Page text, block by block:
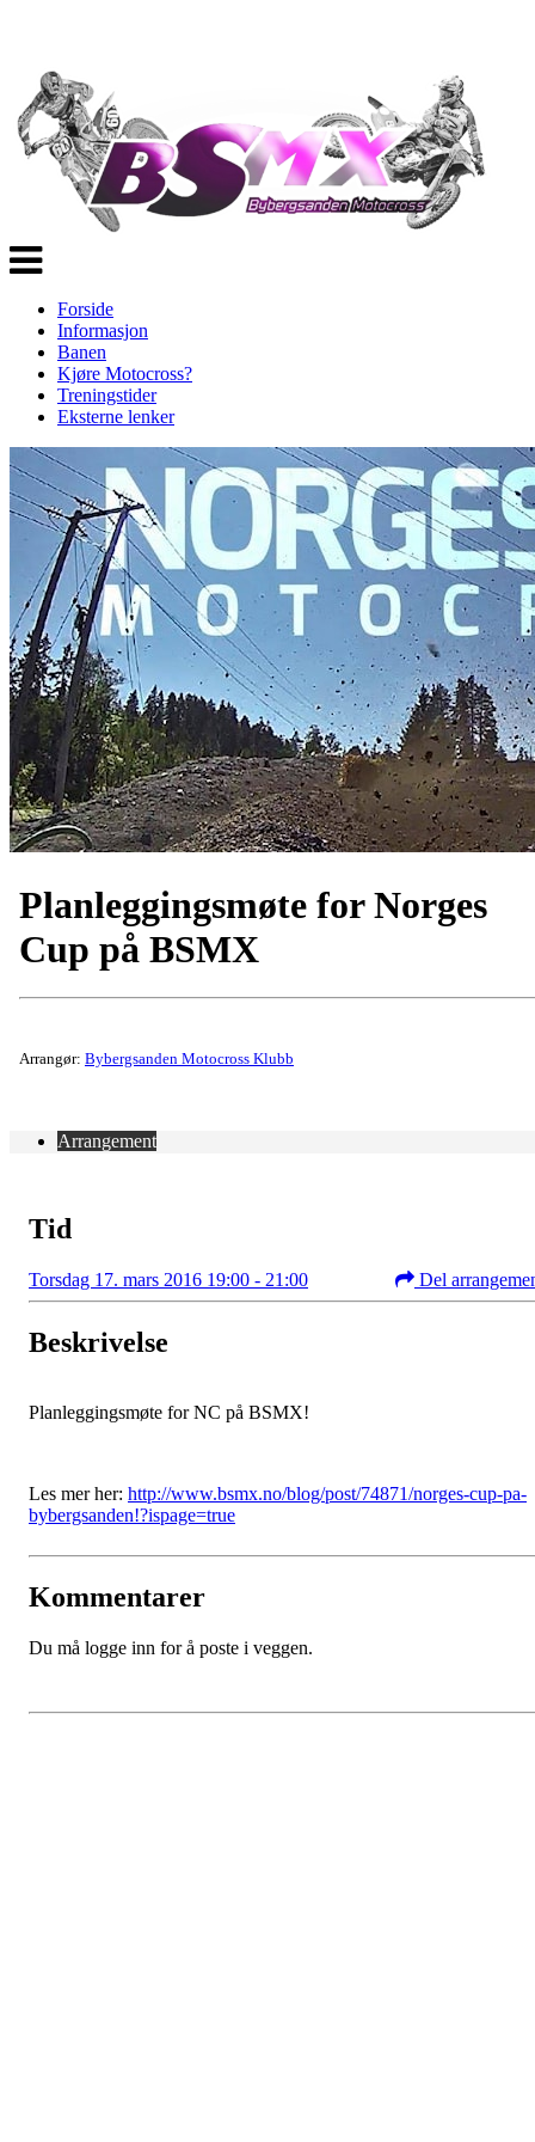
Veksle
navigasjon
Forside
Informasjon
Banen
Kjøre Motocross?
Treningstider
Eksterne lenker
Planleggingsmøte for Norges
Cup på BSMX
Arrangør: Bybergsanden Motocross Klubb
Arrangement
Tid
Torsdag 17. mars 2016 19:00 - 21:00 Del
Beskrivelse
Planleggingsmøte for NC på BSMX!
Les mer her: http://www.bsmx.no/blog/post/74871/norges-cup-pa-
bybergsanden!?ispage=true
Kommentarer
Du må logge inn for å poste i veggen.